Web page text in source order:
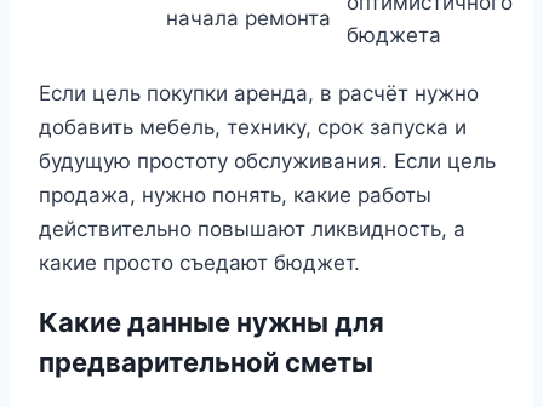
начала ремонта
бюджета
Если цель покупки аренда, в расчёт нужно
добавить мебель, технику, срок запуска и
будущую простоту обслуживания. Если цель
продажа, нужно понять, какие работы
действительно повышают ликвидность, а
какие просто съедают бюджет.
Какие данные нужны для
предварительной сметы